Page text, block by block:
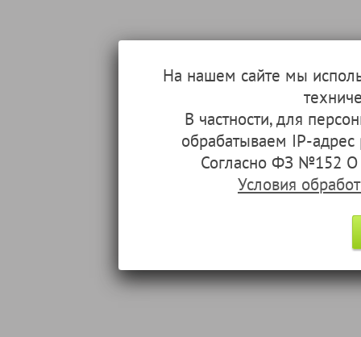
На нашем сайте мы
В частности, для
обрабатываем IP-
Согласно ФЗ №152 О
Условия